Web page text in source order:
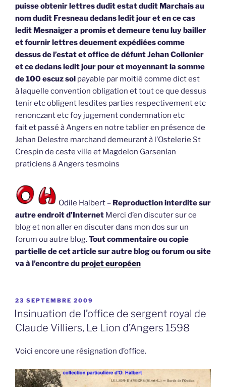
puisse obtenir lettres dudit estat dudit Marchais au
nom dudit Fresneau dedans ledit jour et en ce cas
ledit Mesnaiger a promis et demeure tenu luy bailler
et fournir lettres deuement expédiées comme
dessus de l’estat et office de défunt Jehan Collonier
et ce dedans ledit jour pour et moyennant la somme
de 100 escuz sol payable par moitié comme dict est
à laquelle convention obligation et tout ce que dessus
tenir etc obligent lesdites parties respectivement etc
renonczant etc foy jugement condemnation etc
fait et passé à Angers en notre tablier en présence de
Jehan Delestre marchand demeurant à l’Ostelerie St
Crespin de ceste ville et Magdelon Garsenlan
praticiens à Angers tesmoins
Odile Halbert – Reproduction interdite sur
autre endroit d’Internet Merci d’en discuter sur ce
blog et non aller en discuter dans mon dos sur un
forum ou autre blog.Tout commentaire ou copie
partielle de cet article sur autre blog ou forum ou site
va à l’encontre duprojet européen
PUBLIÉ
LE
23 SEPTEMBRE 2009
Insinuation de l’office de sergent royal de
Claude Villiers, Le Lion d’Angers 1598
Voici encore une résignation d’office.